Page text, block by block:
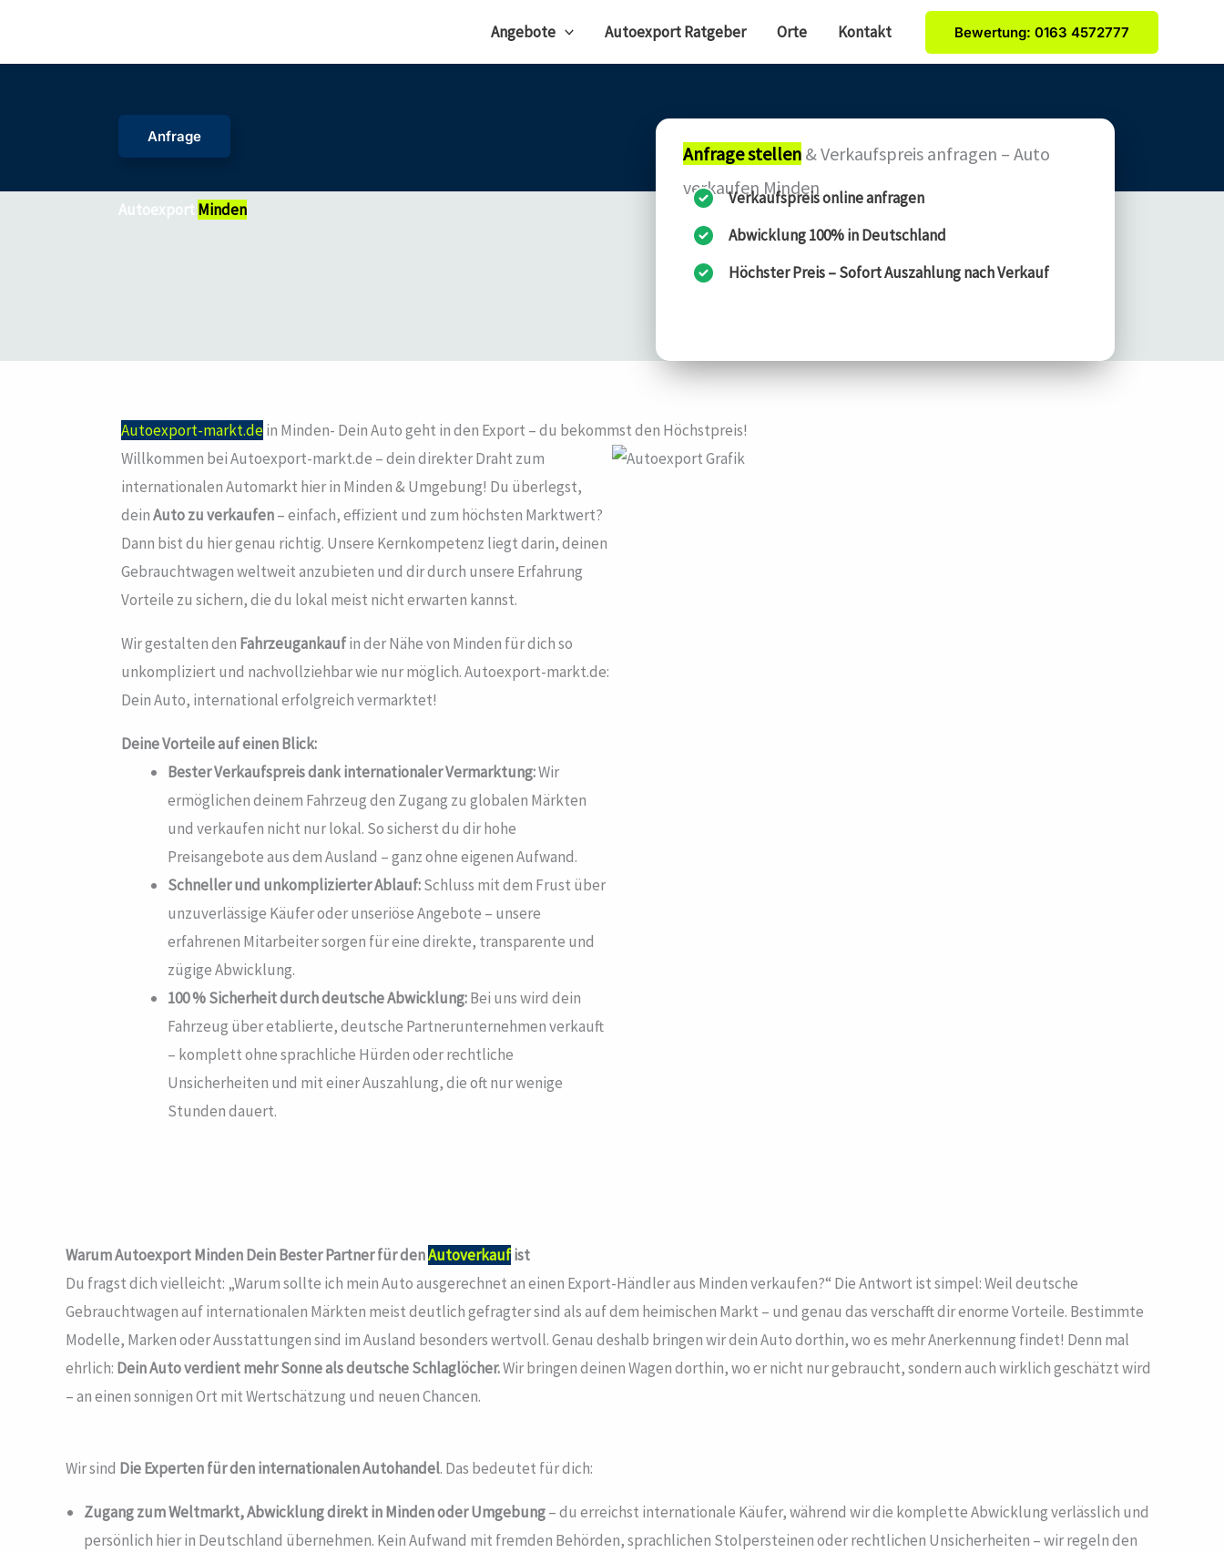
springen
Angebote Autoexport Ratgeber Orte Kontakt Bewertung: 0163 4572777
Autoexport Minden
Anfrage
Anfrage stellen & Verkaufspreis anfragen – Auto
verkaufen Minden
Verkaufspreis online anfragen
Abwicklung 100% in Deutschland
Höchster Preis – Sofort Auszahlung nach Verkauf
Autoexport-markt.de in Minden- Dein Auto geht in den Export – du bekommst den Höchstpreis!
Willkommen bei Autoexport-markt.de – dein direkter Draht zum
internationalen Automarkt hier in Minden & Umgebung! Du überlegst,
deinAuto zu verkaufen– einfach, effizient und zum höchsten Marktwert?
Dann bist du hier genau richtig. Unsere Kernkompetenz liegt darin, deinen
Gebrauchtwagen weltweit anzubieten und dir durch unsere Erfahrung
Vorteile zu sichern, die du lokal meist nicht erwarten kannst.
Wir gestalten den Fahrzeugankaufin der Nähe von Minden für dich so
unkompliziert und nachvollziehbar wie nur möglich. Autoexport-markt.de:
Dein Auto, international erfolgreich vermarktet!
Deine Vorteile auf einen Blick:
Bester Verkaufspreis dank internationaler Vermarktung:Wir
ermöglichen deinem Fahrzeug den Zugang zu globalen Märkten
und verkaufen nicht nur lokal. So sicherst du dir hohe
Preisangebote aus dem Ausland – ganz ohne eigenen Aufwand.
Schneller und unkomplizierter Ablauf:Schluss mit dem Frust über
unzuverlässige Käufer oder unseriöse Angebote – unsere
erfahrenen Mitarbeiter sorgen für eine direkte, transparente und
zügige Abwicklung.
100 % Sicherheit durch deutsche Abwicklung:Bei uns wird dein
Fahrzeug über etablierte, deutsche Partnerunternehmen verkauft
– komplett ohne sprachliche Hürden oder rechtliche
Unsicherheiten und mit einer Auszahlung, die oft nur wenige
Stunden dauert.
Warum Autoexport MindenDein Bester Partner für denAutoverkaufist
Du fragst dich vielleicht: „Warum sollte ich mein Auto ausgerechnet an einen Export-Händler aus Minden verkaufen?“ Die Antwort ist simpel: Weil deutsche
Gebrauchtwagen auf internationalen Märkten meist deutlich gefragter sind als auf dem heimischen Markt – und genau das verschafft dir enorme Vorteile. Bestimmte
Modelle, Marken oder Ausstattungen sind im Ausland besonders wertvoll. Genau deshalb bringen wir dein Auto dorthin, wo es mehr Anerkennung findet! Denn mal
ehrlich: Dein Auto verdient mehr Sonne als deutsche Schlaglöcher.Wir bringen deinen Wagen dorthin, wo er nicht nur gebraucht, sondern auch wirklich geschätzt wird
– an einen sonnigen Ort mit Wertschätzung und neuen Chancen.
Wir sind Die Experten für den internationalen Autohandel. Das bedeutet für dich:
Zugang zum Weltmarkt, Abwicklung direkt in Mindenoder Umgebung– du erreichst internationale Käufer, während wir die komplette Abwicklung verlässlich und
persönlich hier in Deutschland übernehmen. Kein Aufwand mit fremden Behörden, sprachlichen Stolpersteinen oder rechtlichen Unsicherheiten – wir regeln den